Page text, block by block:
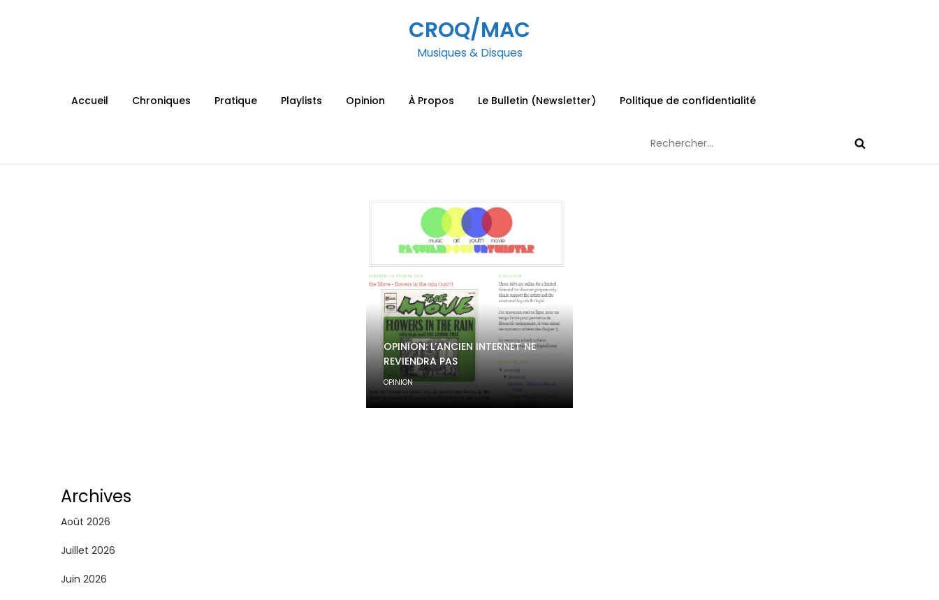
CROQ/MAC
Musiques & Disques
Accueil Chroniques Pratique Playlists Opinion À Propos Le Bulletin (Newsletter) Politique de confidentialité
OPINION: L’ANCIEN INTERNET NE
REVIENDRA PAS
OPINION
Archives
Août 2026
Juillet 2026
Juin 2026